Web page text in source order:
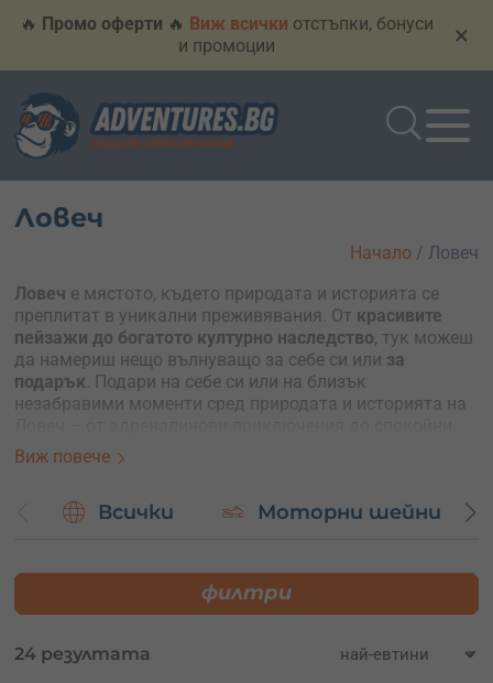
🔥 Промо оферти 🔥 Виж всички отстъпки, бонуси
и промоции
×
Ловеч
Ловеч е мястото, където природата и историята се
преплитат в уникални преживявания. От красивите
пейзажи до богатото културно наследство, тук можеш
да намериш нещо вълнуващо за себе си или за
подарък . Подари на себе си или на близък
незабравими моменти сред природата и историята на
релаксиращи разходки.
зашеметяващи гледки.
Сподели моменти на спокойствие с
преход на кон.
Виж повече
Начало / Ловеч
Всички Моторни шейни
филтри
24 резултата